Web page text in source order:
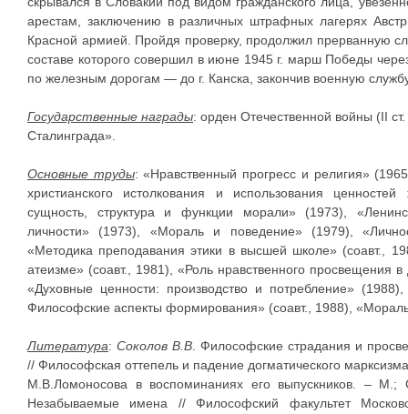
арестам, заключению в различных штрафных лагерях
Красной армией. Пройдя проверку, продолжил прерванную
составе которого совершил в июне 1945 г. марш Победы
по железным дорогам — до г. Канска, закончив военную
Государственные награды: орден Отечественной войны (II
Сталинграда».
Основные труды: «Нравственный прогресс и религия»
христианского истолкования и использования
сущность, структура и функции морали» (1973),
личности» (1973), «Мораль и поведение» (1979),
«Методика преподавания этики в высшей школе» (соавт.,
атеизме» (соавт., 1981), «Роль нравственного просвещения
«Духовные ценности: производство и потребление»
Философские аспекты формирования» (соавт., 1988),
Литература: Соколов В.В . Философские страдания и
// Философская оттепель и падение догматического
М.В.Ломоносова в воспоминаниях его выпускников. –
Незабываемые имена // Философский факультет